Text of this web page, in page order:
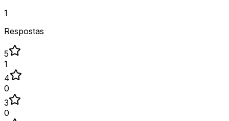
1
Respostas
5
1
4
0
3
0